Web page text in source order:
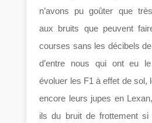
n’avons pu goûter que
aux bruits que peuvent
courses sans les décibels
d’entre nous qui ont eu
évoluer les F1 à effet de sol,
encore leurs jupes en
ils du bruit de frottement si